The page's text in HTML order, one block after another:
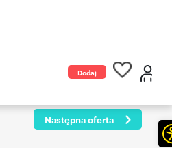
Dodaj
Następna oferta